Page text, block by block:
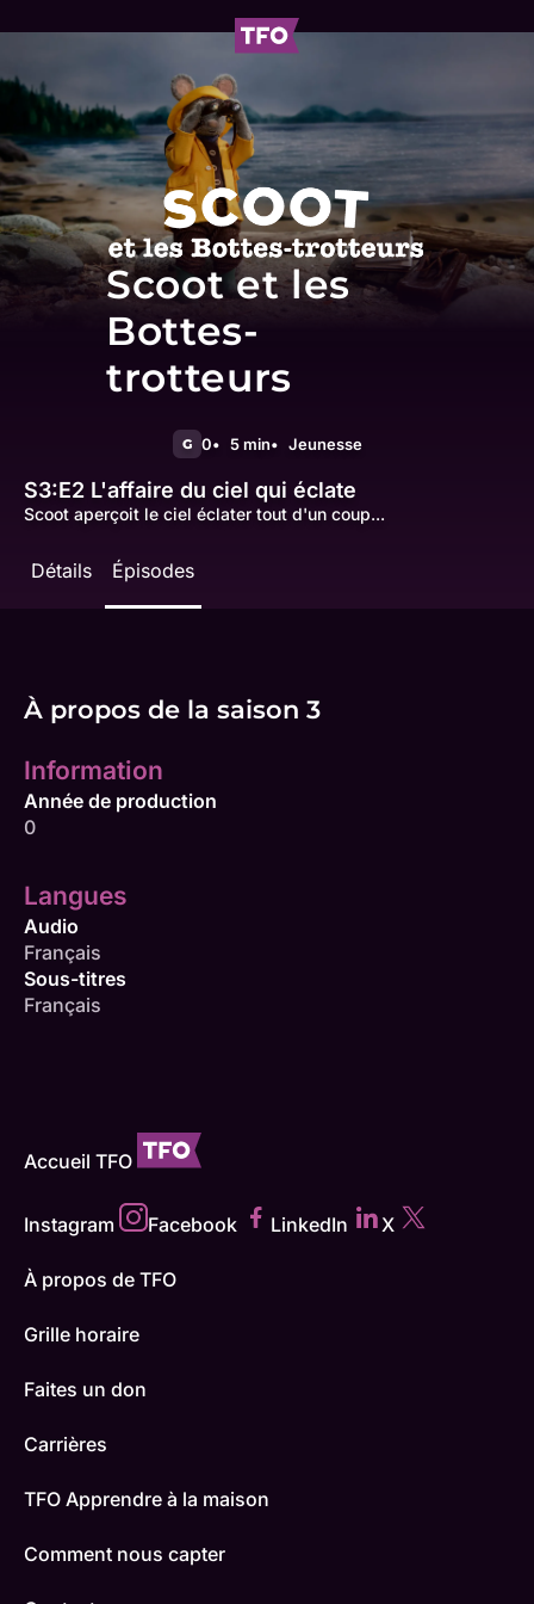
Scoot et les
Bottes-
trotteurs
G 0 5 min Jeunesse
S3:E2 L'affaire du ciel qui éclate
Scoot aperçoit le ciel éclater tout d'un coup...
Détails Épisodes
À propos de la saison 3
Information
Année de production
0
Langues
Audio
Français
Sous-titres
Français
Accueil TFO
Instagram Facebook LinkedIn X
À propos de TFO
Grille horaire
Faites un don
Carrières
TFO Apprendre à la maison
Comment nous capter